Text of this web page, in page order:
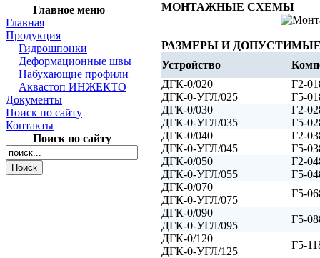
Главное меню
Главная
Продукция
Гидрошпонки
Деформационные швы
Набухающие профили
Аквастоп ИНЖЕКТО
Документы
Поиск по сайту
Контакты
Поиск по сайту
МОНТАЖНЫЕ СХЕМЫ
РАЗМЕРЫ И
Устройство
ДГК-0/020
ДГК-0-УГЛ/025
Г2-
Г5-
ДГК-0/030
ДГК-0-УГЛ/035
Г2-
Г5-
ДГК-0/040
ДГК-0-УГЛ/045
Г2-
Г5-
ДГК-0/050
ДГК-0-УГЛ/055
Г2-
Г5-
ДГК-0/070
ДГК-0-УГЛ/075
Г5-
ДГК-0/090
ДГК-0-УГЛ/095
Г5-
ДГК-0/120
ДГК-0-УГЛ/125
Г5-